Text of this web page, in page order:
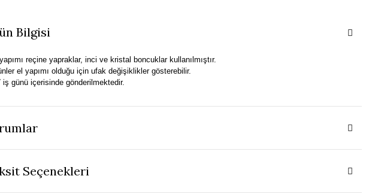
Bilgisi
reçine yapraklar, inci ve kristal boncuklar kullanılmıştır.
el yapımı olduğu için ufak değişiklikler gösterebilir.
iş günü içerisinde gönderilmektedir.
Seçenekleri